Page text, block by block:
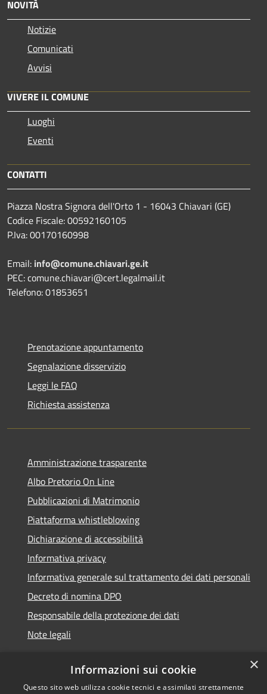
NOVITÀ
Notizie
Comunicati
Avvisi
VIVERE IL COMUNE
Luoghi
Eventi
CONTATTI
Piazza Nostra Signora dell'Orto 1 - 16043 Chiavari (GE)
Codice Fiscale: 00592160105
P.Iva: 00170160998
Email: info@comune.chiavari.ge.it
PEC: comune.chiavari@cert.legalmail.it
Telefono: 01853651
Prenotazione appuntamento
Segnalazione disservizio
Leggi le FAQ
Richiesta assistenza
Amministrazione trasparente
Albo Pretorio On Line
Pubblicazioni di Matrimonio
Piattaforma whistleblowing
Dichiarazione di accessibilità
Informativa privacy
Informativa generale sul trattamento dei dati personali
Decreto di nomina DPO
Responsabile della protezione dei dati
Note legali
×
Informazioni sui cookie
Questo sito web utilizza cookie tecnici e assimilati strettamente